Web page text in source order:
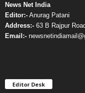
News Net India
Editor:- Anurag Patani
Address:- 63 B Rajpur
Email:-
Editor Desk